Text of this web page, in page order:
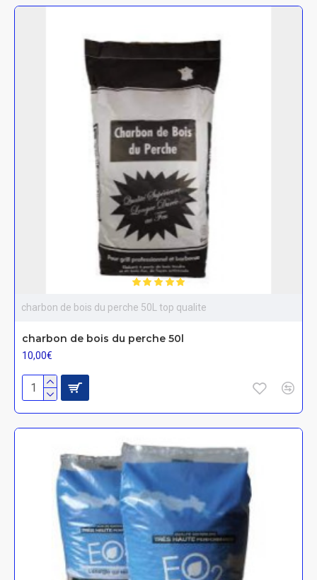
charbon de bois du perche 50L top qualite
charbon de bois du perche 50l
10,00€